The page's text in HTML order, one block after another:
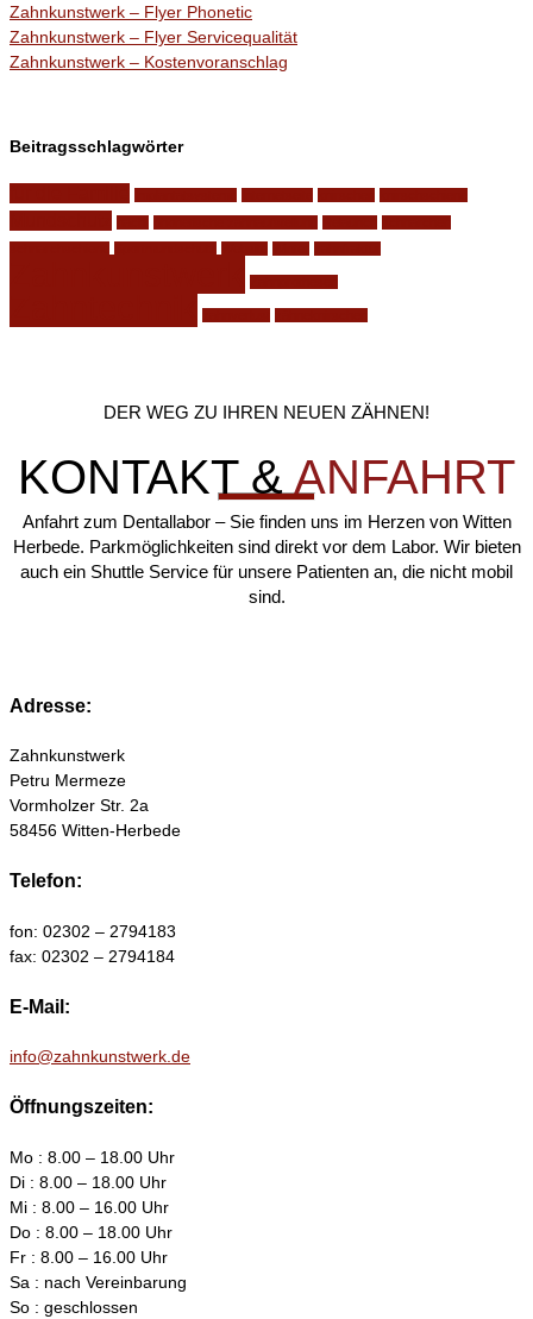
Zahnkunstwerk – Flyer Phonetic
Zahnkunstwerk – Flyer Servicequalität
Zahnkunstwerk – Kostenvoranschlag
Beitragsschlagwörter
DER WEG ZU IHREN NEUEN ZÄHNEN!
KONTAKT & ANFAHRT
Anfahrt zum Dentallabor – Sie finden uns im Herzen von Witten
Herbede. Parkmöglichkeiten sind direkt vor dem Labor. Wir bieten
auch ein Shuttle Service für unsere Patienten an, die nicht mobil
sind.
Adresse:
Zahnkunstwerk
Petru Mermeze
Vormholzer Str. 2a
58456 Witten-Herbede
Telefon:
fon: 02302 – 2794183
fax: 02302 – 2794184
E-Mail:
info@zahnkunstwerk.de
Öffnungszeiten:
Mo : 8.00 – 18.00 Uhr
Di : 8.00 – 18.00 Uhr
Mi : 8.00 – 16.00 Uhr
Do : 8.00 – 18.00 Uhr
Fr : 8.00 – 16.00 Uhr
Sa : nach Vereinbarung
So : geschlossen